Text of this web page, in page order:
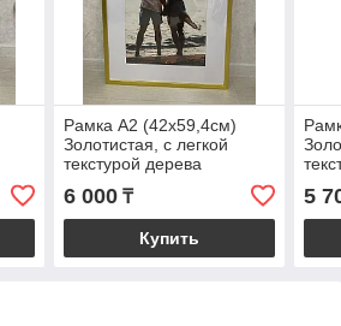
Рамка А2 (42х59,4см)
Золотистая, с легкой
текстурой дерева
6 000₸
Купить
5